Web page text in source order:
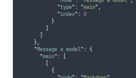
"type" : "main" ,
"index" : 0
}
]
]
},
"Message a model" : {
"main" :
[
[
{